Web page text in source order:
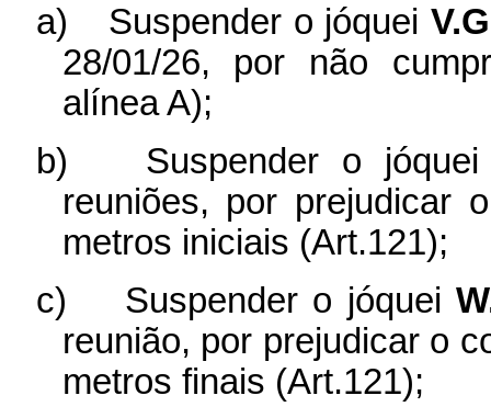
a) Suspender o jóquei
28/01/26, por não
alínea A);
b)
Suspender o
reuniões, por prejudicar
metros iniciais (Art.121);
c)
Suspender o jóquei
reunião, por prejudicar o
metros finais (Art.121);